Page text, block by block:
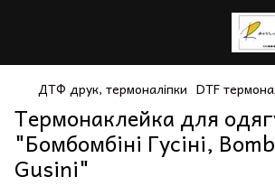
ДТФ друк, термоналіпки DTF
Термонаклейка для
"Бомбомбіні Гусіні,
Gusini"